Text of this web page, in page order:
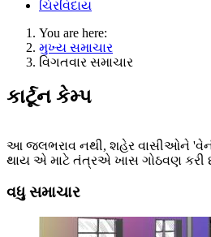
ચિરવિદાય
You are here:
મુખ્ય સમાચાર
વિગતવાર સમાચાર
કાર્ટૂન કેમ્પ
આ જલભરાવ નથી, શહેર વાસીઓને
થાય એ માટે તંત્રએ ખાસ ગોઠવણ કરી
વધુ સમાચાર